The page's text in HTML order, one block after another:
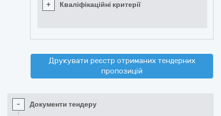
+ Кваліфікаційні критерії
Друкувати реєстр отриманих тендерних
пропозицій
- Документи тендеру